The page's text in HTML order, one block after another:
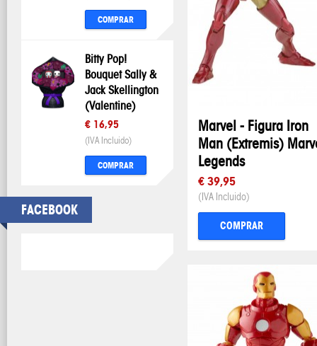
COMPRAR
Bitty Pop!
Bouquet Sally &
Jack Skellington
(Valentine)
€ 16,95
(IVA Incluido)
COMPRAR
FACEBOOK
Marvel - Figura Iron
Man (Extremis)
Legends
€ 39,95
(IVA Incluido)
COMPRAR